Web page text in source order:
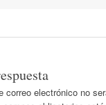
correo electrónico no